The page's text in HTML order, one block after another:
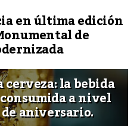
en última edición
de
la bebida
a nivel
aniversario.